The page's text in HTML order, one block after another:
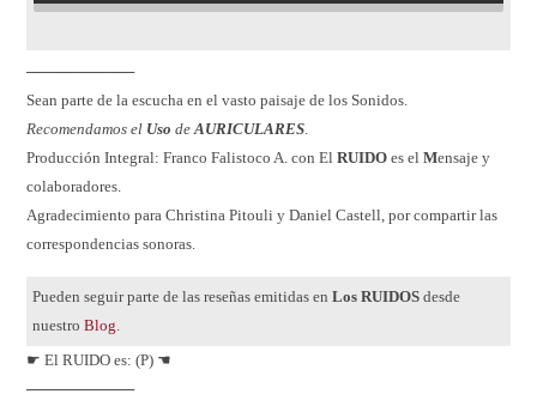
──────────
Sean parte de la escucha en el vasto paisaje de los Sonidos.
Recomendamos el Uso deAURICULARES.
Producción Integral: Franco Falistoco A. con ElRUIDO es elMensaje y
colaboradores.
Agradecimiento para Christina Pitouli y Daniel Castell, por compartir las
correspondencias sonoras.
Pueden seguir parte de las reseñas emitidas enLos RUIDOS desde
nuestroBlog
☛ El RUIDO es: (P) ☚
──────────